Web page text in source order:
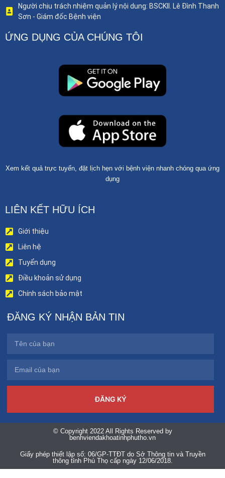
Người chịu trách nhiệm quản lý nội dung: BSCKII. Lê Đình Thanh
Sơn - Giám đốc Bệnh viện
ỨNG DỤNG CỦA CHÚNG TÔI
Xem kết quả trực tuyến, đặt lịch hẹn với bệnh viện nhanh chóng qua ứng
dụng
LIÊN KẾT HỮU ÍCH
Giới thiệu
Liên hệ
Tuyển dụng
Điều khoản sử dụng
Chính sách bảo mật
ĐĂNG KÝ NHẬN BẢN TIN
ĐĂNG KÝ
© Copyright 2022 All Rights Reserved by
benhviendakhoatinhphutho.vn
Giấy phép thiết lập số: 06/GP-TTĐT do Sở Thông tin và Truyền
thông tỉnh Phú Thọ cấp ngày 12/06/2018.